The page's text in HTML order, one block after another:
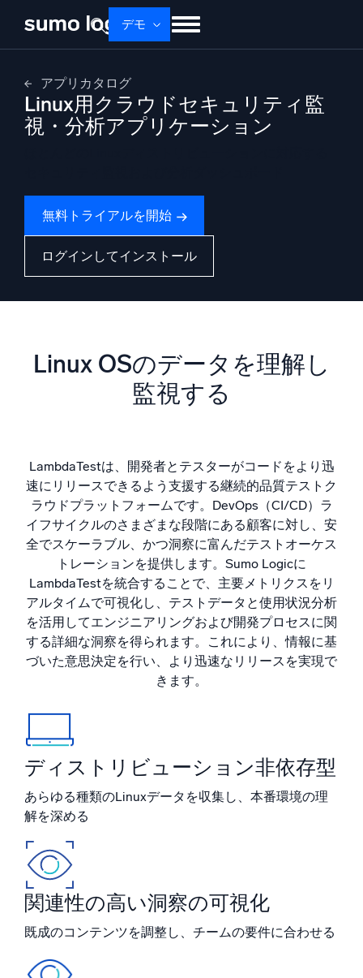
content
デモ
せいひん ソリューション
ドキュメント 学ぶ かいしゃじょうほう
ログイン 無料トライアル サポート
プラットフォーム
AI/ML 搭載
独自アルゴリズム、機械学習、生成AI
SIEM
脅威を迅速に発見し、より賢く対応
セキュリティ用ログ
強力なログ可視化でクラウドセキュリティを解放
ダイナミックオブザーバビリティ
監視とトラブルシューティング
包括的な可視性で検出・解決
信頼され、認定済み
アプリカタログ
Linux用クラウドセキュリティ監
視・分析アプリケーション
無料トライアルを開始
ログインしてインストール
Linux OSのデータを理解し
監視する
LambdaTestは、開発者とテスターがコードをより迅
速にリリースできるよう支援する継続的品質テストク
ラウドプラットフォームです。DevOps（CI/CD）ラ
イフサイクルのさまざまな段階にある顧客に対し、安
全でスケーラブル、かつ洞察に富んだテストオーケス
トレーションを提供します。Sumo Logicに
LambdaTestを統合することで、主要メトリクスをリ
アルタイムで可視化し、テストデータと使用状況分析
を活用してエンジニアリングおよび開発プロセスに関
する詳細な洞察を得られます。これにより、情報に基
づいた意思決定を行い、より迅速なリリースを実現で
きます。
ディストリビューション非依存型
あらゆる種類のLinuxデータを収集し、本番環境の理
解を深める
関連性の高い洞察の可視化
既成のコンテンツを調整し、チームの要件に合わせる